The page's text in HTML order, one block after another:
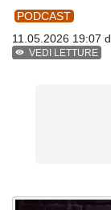
PODCAST
11.05.2026 19:07
VEDI LETTURE